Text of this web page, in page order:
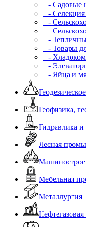
- Садовые
- Селекция
-
-
-
- Товары
-
-
- Яйца и
Геофизика,
Гидравлика и
Лесная
Мебельная
Металлургия